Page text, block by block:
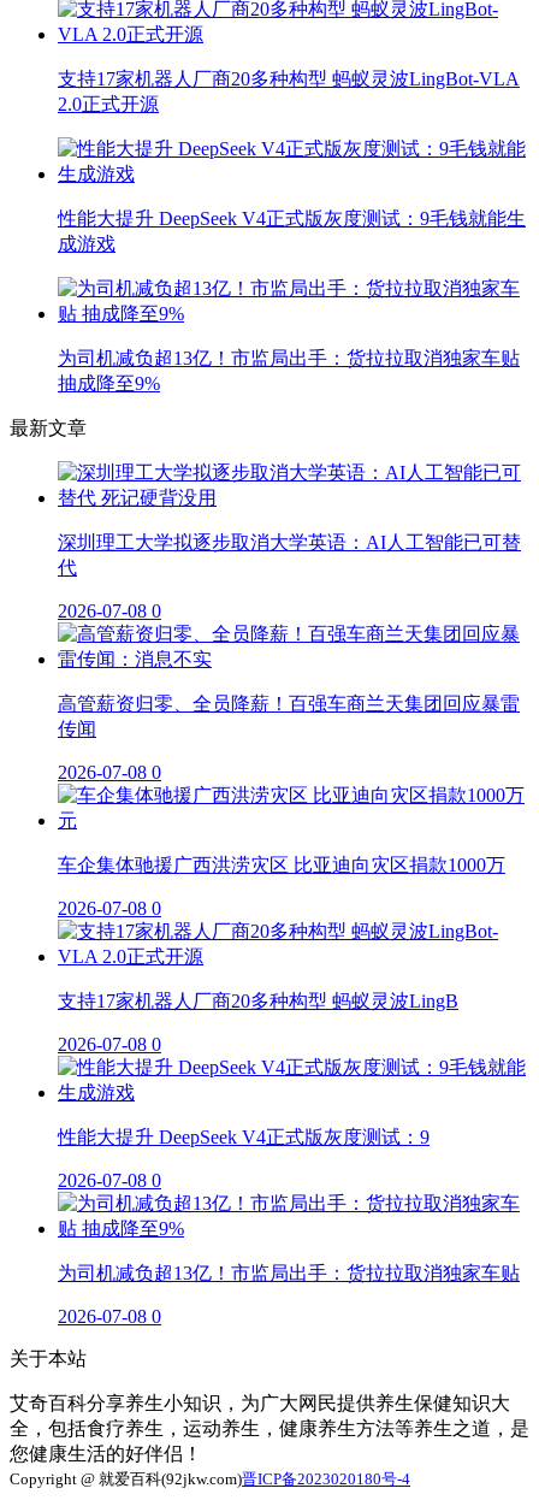
支持17家机器人厂商20多种构型 蚂蚁灵波LingBot-VLA
2.0正式开源
性能大提升 DeepSeek V4正式版灰度测试：9毛钱就能生
成游戏
为司机减负超13亿！市监局出手：货拉拉取消独家车贴
抽成降至9%
最新文章
深圳理工大学拟逐步取消大学英语：AI人工智能已可替
代
2026-07-08 0
高管薪资归零、全员降薪！百强车商兰天集团回应暴雷
传闻
2026-07-08 0
车企集体驰援广西洪涝灾区 比亚迪向灾区捐款1000万
2026-07-08 0
支持17家机器人厂商20多种构型 蚂蚁灵波LingB
2026-07-08 0
性能大提升 DeepSeek V4正式版灰度测试：9
2026-07-08 0
为司机减负超13亿！市监局出手：货拉拉取消独家车贴
2026-07-08 0
关于本站
艾奇百科分享养生小知识，为广大网民提供养生保健知识大
全，包括食疗养生，运动养生，健康养生方法等养生之道，是
您健康生活的好伴侣！
Copyright @ 就爱百科(92jkw.com)晋ICP备2023020180号-4